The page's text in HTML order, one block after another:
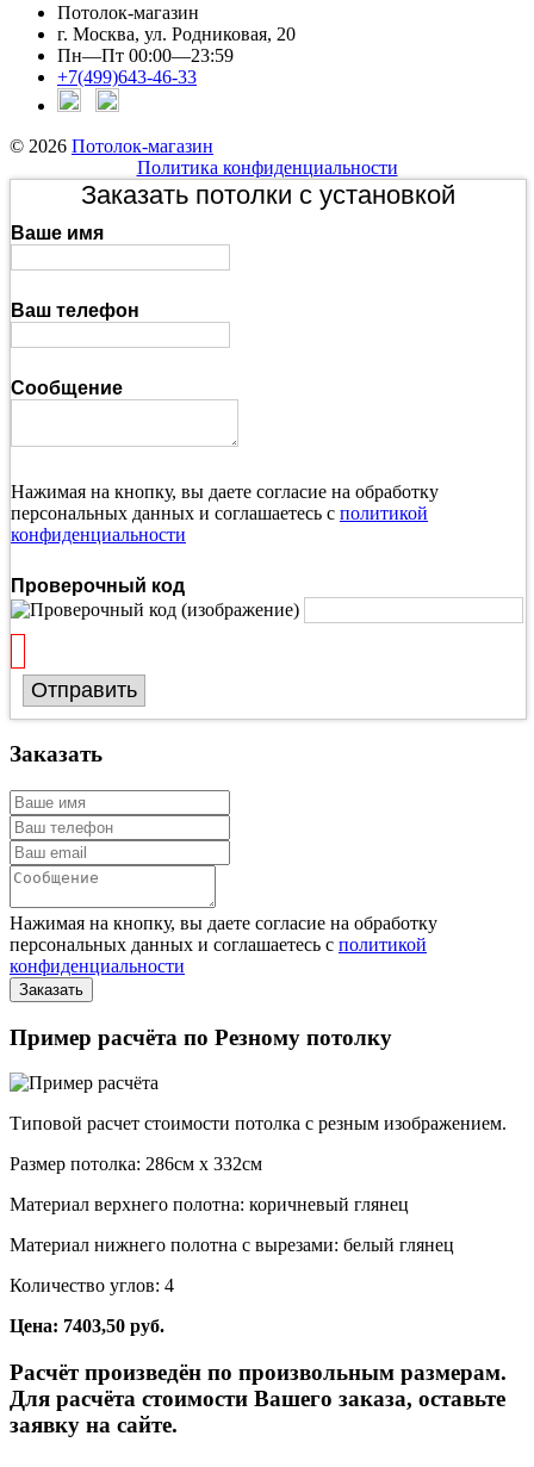
Потолок-магазин
г. Москва, ул. Родниковая, 20
Пн—Пт 00:00—23:59
+7(499)643-46-33
© 2026 Потолок-магазин
Политика конфиденциальности
Заказать потолки с установкой
Ваше имя
Ваш телефон
Сообщение
Нажимая на кнопку, вы даете согласие на обработку
персональных данных и соглашаетесь с политикой
конфиденциальности
Проверочный код
Отправить
Заказать
Нажимая на кнопку, вы даете согласие на обработку
персональных данных и соглашаетесь с политикой
конфиденциальности
Пример расчёта по Резному потолку
Типовой расчет стоимости потолка с резным изображением.
Размер потолка: 286см x 332см
Материал верхнего полотна: коричневый глянец
Материал нижнего полотна с вырезами: белый глянец
Количество углов: 4
Цена: 7403,50 руб.
Расчёт произведён по произвольным размерам.
Для расчёта стоимости Вашего заказа, оставьте
заявку на сайте.